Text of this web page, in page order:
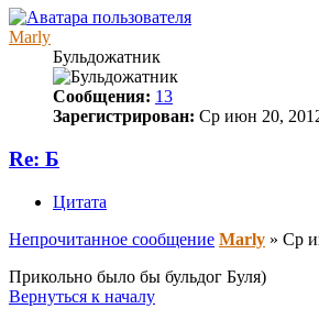
Marly
Бульдожатник
Сообщения: 13
Зарегистрирован: Ср июн 20,
Re: Б
Цитата
Непрочитанное сообщение Marly » Ср
Прикольно было бы бульдог Буля)
Вернуться к началу